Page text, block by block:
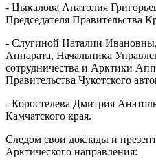
- Цыкалова Анатолия
Председателя Правительства
- Слугиной Наталии Ивановны,
Аппарата, Начальника
сотрудничества и Арктики
Правительства Чукотского
- Коростелева Дмитрия
Камчатского края.
Следом свои доклады и
Арктического направления: